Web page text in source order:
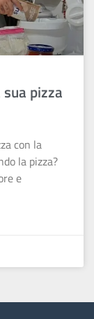
pizza
con la
la pizza?
e